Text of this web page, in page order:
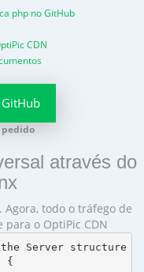
php no GitHub
CDN
através do
Agora, todo o tráfego de
o OptiPic CDN
Server structure
{